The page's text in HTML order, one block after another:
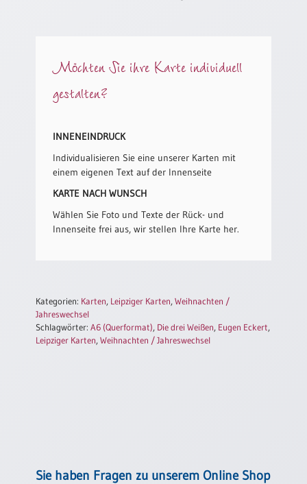
Abendmahlszulassung
Kirchen(wieder)eintritt
Urkunden
Poster
Einzelposter
Möchten Sie ihre Karte individuell
gestalten?
INNENEINDRUCK
Individualisieren Sie eine unserer Karten mit
einem eigenen Text auf der Innenseite
KARTE NACH WUNSCH
Wählen Sie Foto und Texte der Rück- und
Innenseite frei aus, wir stellen Ihre Karte her.
Kategorien: Karten, Leipziger Karten,Weihnachten /
Jahreswechsel
Schlagwörter:A6 (Querformat), Die drei Weißen, Eugen Eckert,
Leipziger Karten,Weihnachten / Jahreswechsel
Sie haben Fragen zu unserem Online Shop